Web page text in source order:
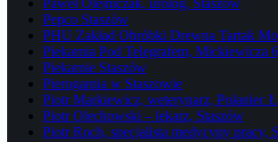
Paweł Olejniczak, urolog, Staszów
Pepco Staszów
PHU Zakład Obróbki Drewna Tartak
Piekarnia Pod Telegrafem, Mickiewicza
Piekarnie Staszów
Pierogarnia w Staszowie
Piotr Markiewicz, weterynarz, Połaniec
Piotr Olechowski – lekarz, Staszów
Piotr Roch, specjalista medycyny pracy,